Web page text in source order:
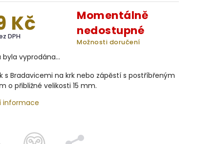
Kč
DPH
Momentálně
nedostupné
Možnosti doručení
byla vyprodána…
s Bradavicemi na krk nebo zápěstí s postříbřeným
o přibližné velikosti 15 mm.
informace